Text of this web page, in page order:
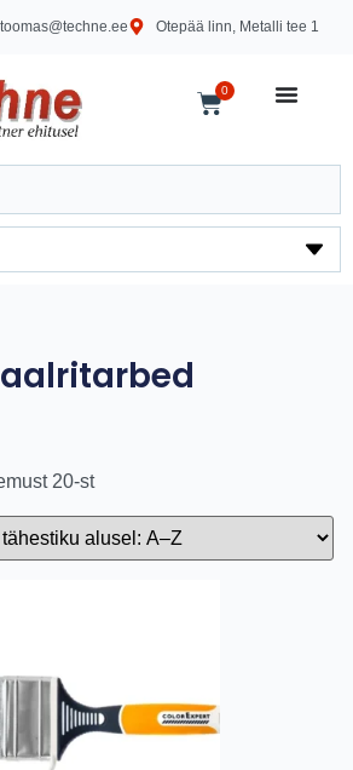
toomas@techne.ee Otepää linn, Metalli tee 1
0
20-st